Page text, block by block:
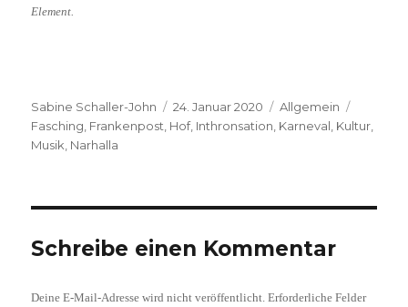
Element.
Autor
Sabine Schaller-John
Veröffentlicht
am
24. Januar 2020 Kategorien
Allgemein
Fasching Frankenpost Hof, Inthronsation Karneval Kultur
Musik Narhalla
Schreibe einen Kommentar
Deine E-Mail-Adresse wird nicht veröffentlicht. Erforderliche Felder